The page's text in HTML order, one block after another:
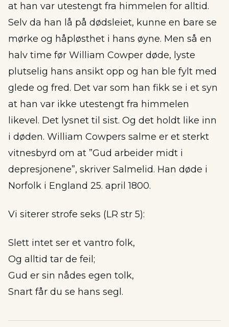
at han var utestengt fra himmelen for alltid.
Selv da han lå på dødsleiet, kunne en bare se
mørke og håpløsthet i hans øyne. Men så en
halv time før William Cowper døde, lyste
plutselig hans ansikt opp og han ble fylt med
glede og fred. Det var som han fikk se i et syn
at han var ikke utestengt fra himmelen
likevel. Det lysnet til sist. Og det holdt like inn
i døden. William Cowpers salme er et sterkt
vitnesbyrd om at ”Gud arbeider midt i
depresjonene”, skriver Salmelid. Han døde i
Norfolk i England 25. april 1800.
Vi siterer strofe seks (LR str 5):
Slett intet ser et vantro folk,
Og alltid tar de feil;
Gud er sin nådes egen tolk,
Snart får du se hans segl.